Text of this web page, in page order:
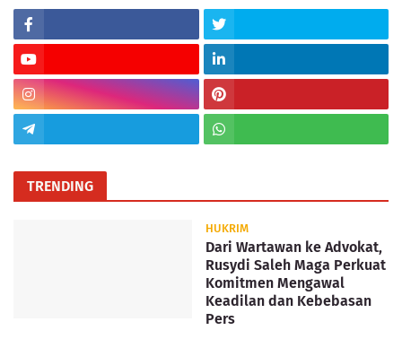
TRENDING
HUKRIM
Dari Wartawan ke Advokat,
Rusydi Saleh Maga Perkuat
Komitmen Mengawal
Keadilan dan Kebebasan
Pers